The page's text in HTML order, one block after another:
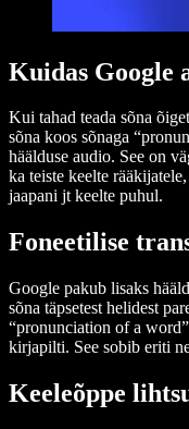
Kuidas Google
Kui tahad teada sõna
sõna koos sõnaga
häälduse audio. See on
ka teiste keelte
jaapani jt keelte puhul.
Foneetilise
Google pakub lisaks
sõna täpsetest helidest
“pronunciation of a
kirjapilti. See sobib eriti
Keeleõppe